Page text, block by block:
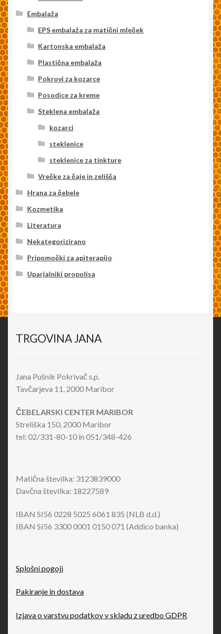
Embalaža
EPS embalaža za matični mleček
Kartonska embalaža
Plastična embalaža
Pokrovi za kozarce
Posodice za kreme
Steklena embalaža
kozarci
steklenice
steklenice za tinkture
Vrečke za čaje in zelišča
Hrana za čebele
Kozmetika
Literatura
Nekategorizirano
Pripomočki za apiterapijo
Uparjalniki propolisa
TRGOVINA JANA
Jana Pušnik Pokrivač s.p.
Tavčarjeva 11, 2000 Maribor
ČEBELARSKI CENTER MARIBOR
Streliška 150, 2000 Maribor
tel: 02/331-80-10 in 051/348-426
Matična številka: 3123839000
Davčna številka: 18227589
IBAN SI56 0228 5025 6061 835 (NLB d.d.)
IBAN SI56 3300 0001 0150 071 (Addico banka)
Splošni pogoji
Pakiranje in dostava
Izjava o varstvu podatkov v skladu z uredbo GDPR